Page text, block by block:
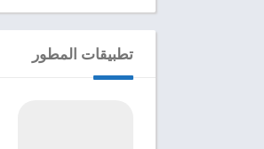
تطبيقات المطور